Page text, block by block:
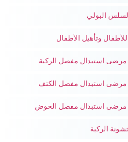
البولي
وتأهيل الأطفال
مرضى استبدال مفصل الركبة
مرضى استبدال مفصل الكتف
مرضى استبدال مفصل الحوض
الركبة